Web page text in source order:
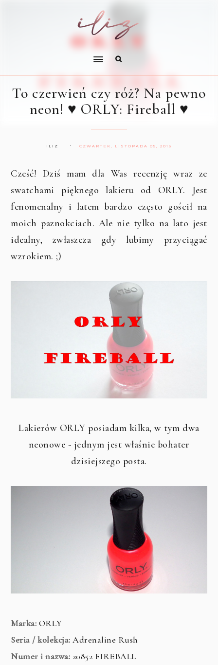
To czerwień czy róż? Na pewno
neon! ♥ ORLY: Fireball ♥
ILIZ CZWARTEK, LISTOPADA 05, 2015
Cześć! Dziś mam dla Was recenzję wraz ze
swatchami pięknego lakieru od ORLY. Jest
fenomenalny i latem bardzo często gościł na
moich paznokciach. Ale nie tylko na lato jest
idealny, zwłaszcza gdy lubimy przyciągać
wzrokiem. ;)
Lakierów ORLY posiadam kilka, w tym dwa
neonowe - jednym jest właśnie bohater
dzisiejszego posta.
Marka: ORLY
Seria / kolekcja: Adrenaline Rush
Numer i nazwa: 20852 FIREBALL